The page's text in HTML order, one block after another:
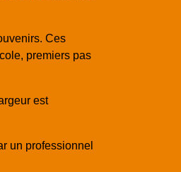
Ces
premiers pas
est
un professionnel